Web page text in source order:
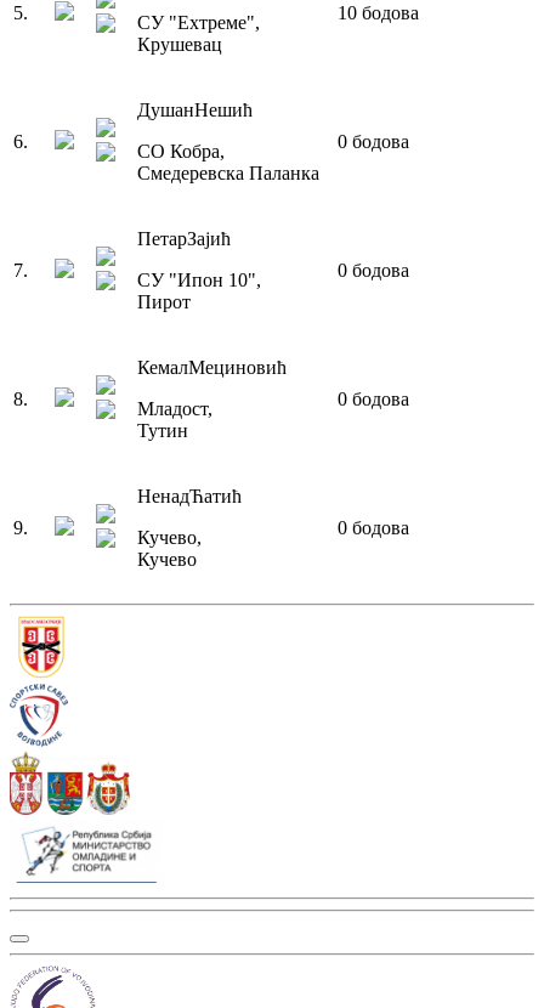
5.
СУ "Еxтреме",
Крушевац
10 бодова
6.
ДушанНешић
СО Кобра,
Смедеревска Паланка
0 бодова
7.
ПетарЗајић
СУ "Ипон 10",
Пирот
0 бодова
8.
КемалМециновић
Младост,
Тутин
0 бодова
9.
НенадЋатић
Кучево,
Кучево
0 бодова